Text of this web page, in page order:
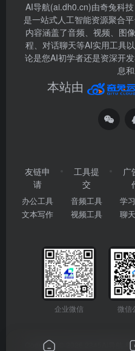
AI导航(ai.dh0.cn)由奇兔科
是一站式人工智能资源聚合
内容涵盖了音频、视频、图
程、对话聊天等AI实用工具
论是您AI初学者还是资深开
息
本站由
友链申
请
办公工具
文本写作
工具提
交
音频工具
视频工具
广
学
聊
企业微信 微信
Copyright © 2026